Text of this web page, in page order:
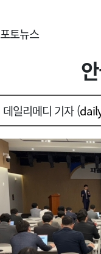
포토뉴스
데일리메디 기자 (